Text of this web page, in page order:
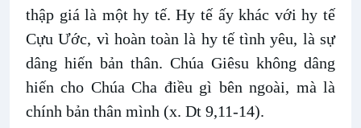
thập giá là một hy tế. Hy tế ấy khác với hy tế
Cựu Ước, vì hoàn toàn là hy tế tình yêu, là sự
dâng hiến bản thân. Chúa Giêsu không dâng
hiến cho Chúa Cha điều gì bên ngoài, mà là
chính bản thân mình (x. Dt 9,11-14).